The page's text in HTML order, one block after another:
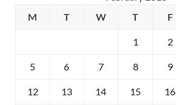
M
T W T F
1 2
5 6 7 8 9
12 13 14 15 16